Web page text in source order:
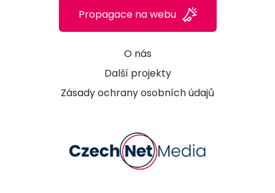
O nás
Další projekty
Zásady ochrany osobních údajů
Propagace na webu